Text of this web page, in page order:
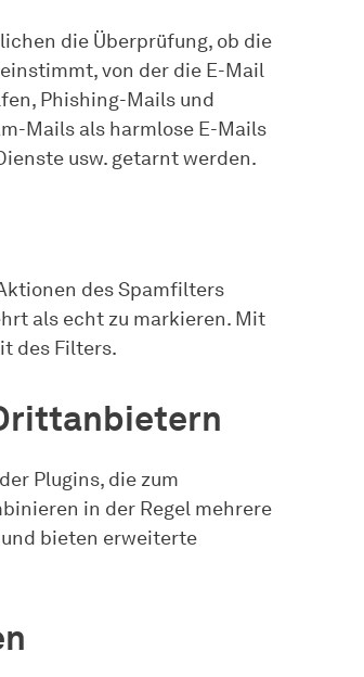
die Überprüfung, ob die
von der die E-Mail
Phishing-Mails und
Mails als harmlose E-Mails
usw. getarnt werden.
des Spamfilters
als echt zu markieren. Mit
des Filters.
Plugins, die zum
in der Regel mehrere
bieten erweiterte